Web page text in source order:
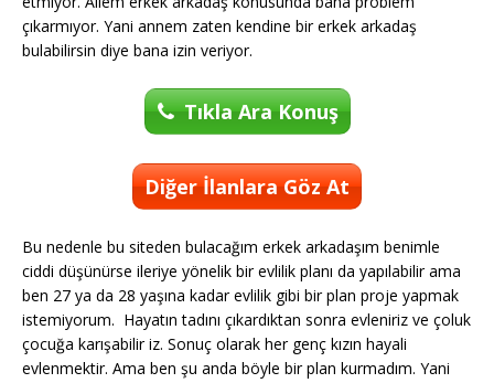
çıkarmıyor. Yani annem zaten kendine bir erkek arkadaş
bulabilirsin diye bana izin veriyor.
Tıkla Ara Konuş
Diğer İlanlara Göz At
Bu nedenle bu siteden bulacağım erkek arkadaşım benimle
ciddi düşünürse ileriye yönelik bir evlilik planı da yapılabilir ama
ben 27 ya da 28 yaşına kadar evlilik gibi bir plan proje yapmak
istemiyorum. Hayatın tadını çıkardıktan sonra evleniriz ve çoluk
çocuğa karışabilir iz. Sonuç olarak her genç kızın hayali
evlenmektir. Ama ben şu anda böyle bir plan kurmadım. Yani